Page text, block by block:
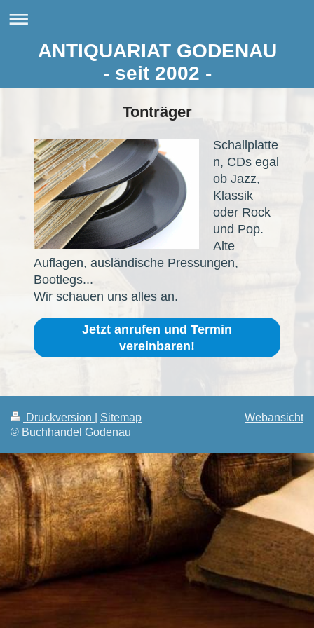
ANTIQUARIAT GODENAU
- seit 2002 -
Tonträger
Schallplatte
n, CDs egal
ob Jazz,
Klassik
oder Rock
und Pop.
Alte
Auflagen, ausländische Pressungen,
Bootlegs...
Wir schauen uns alles an.
Jetzt anrufen und Termin
vereinbaren!
Druckversion
Sitemap
© Buchhandel Godenau
Webansicht